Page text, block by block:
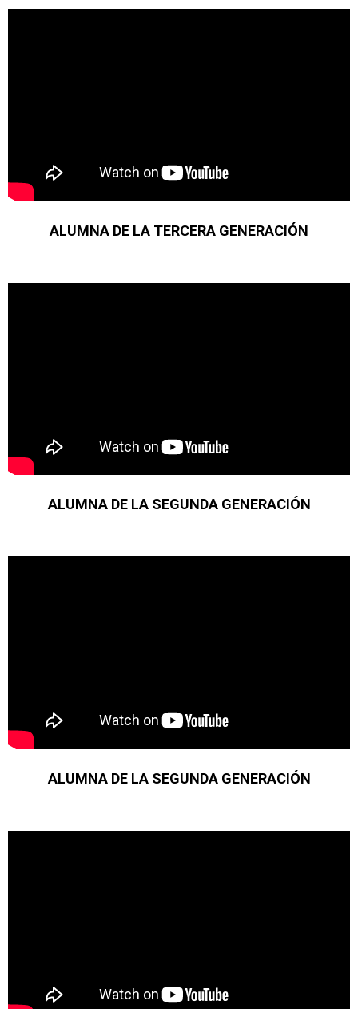
ALUMNA DE LA TERCERA GENERACIÓN
ALUMNA DE LA SEGUNDA GENERACIÓN
ALUMNA DE LA SEGUNDA GENERACIÓN